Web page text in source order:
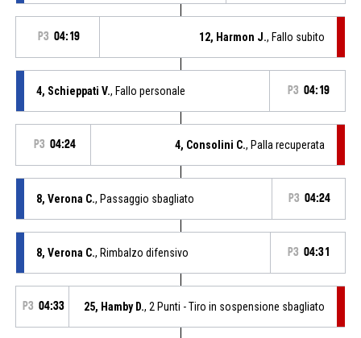
P3 04:19 12, Harmon J., Fallo subito
4, Schieppati V., Fallo personale P3 04:19
P3 04:24 4, Consolini C., Palla recuperata
8, Verona C., Passaggio sbagliato P3 04:24
8, Verona C., Rimbalzo difensivo P3 04:31
P3 04:33 25, Hamby D., 2 Punti - Tiro in sospensione sbagliato